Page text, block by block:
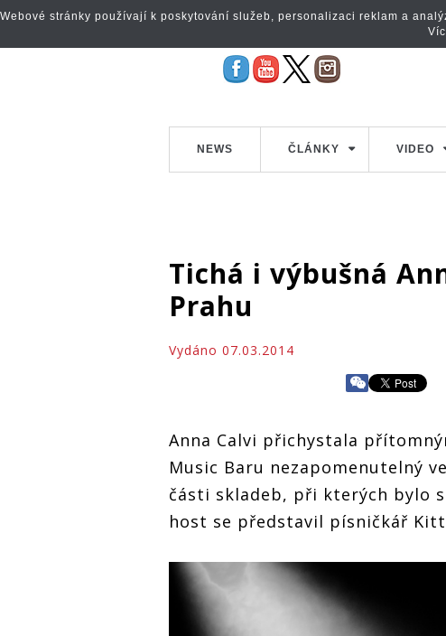
NEWS ČLÁNKY VIDEO
Tichá i výbušná
Prahu
Vydáno 07.03.2014
Anna Calvi přichystala
Music Baru nezapomenutelný
části skladeb, při kterých bylo
host se představil písničkář
Webové stránky používají k poskytování služeb, personalizaci reklam a